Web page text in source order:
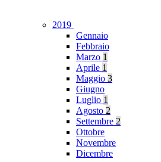
2019
Gennaio
Febbraio
Marzo 1
Aprile 1
Maggio 3
Giugno
Luglio 1
Agosto 2
Settembre 2
Ottobre
Novembre
Dicembre